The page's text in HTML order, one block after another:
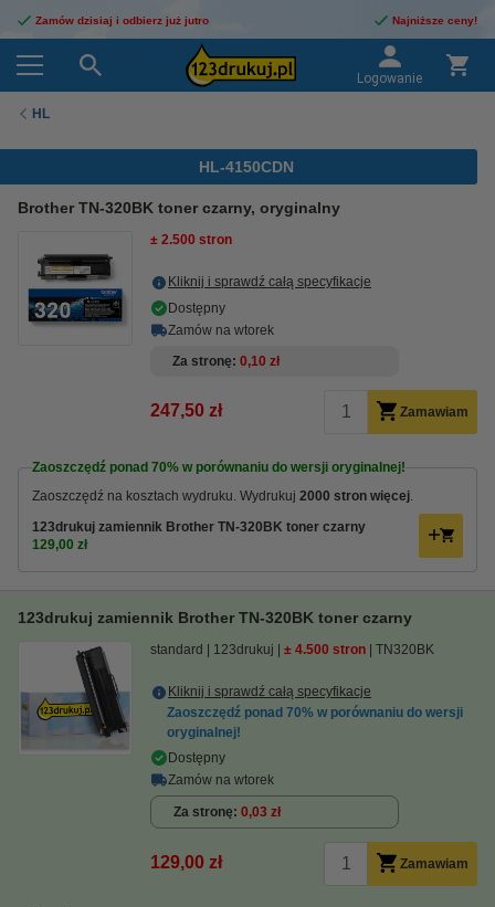
Zamów dzisiaj i odbierz już jutro Najniższe ceny!
Logowanie
HL
HL-4150CDN
Brother TN-320BK toner czarny, oryginalny
± 2.500 stron
Kliknij i sprawdź całą specyfikacje
Dostępny
Zamów na wtorek
Za stronę 0,10 zł
247,50 zł Zamawiam
Zaoszczędź ponad 70% w porównaniu do wersji oryginalnej!
Zaoszczędź na kosztach wydruku. Wydrukuj 2000 stron więcej.
123drukuj zamiennik Brother TN-320BK toner czarny
129,00 zł
123drukuj zamiennik Brother TN-320BK toner czarny
standard 123drukuj ± 4.500 stron TN320BK
Kliknij i sprawdź całą specyfikacje
Zaoszczędź ponad 70% w porównaniu do wersji
oryginalnej!
Dostępny
Zamów na wtorek
Za stronę 0,03 zł
129,00 zł Zamawiam